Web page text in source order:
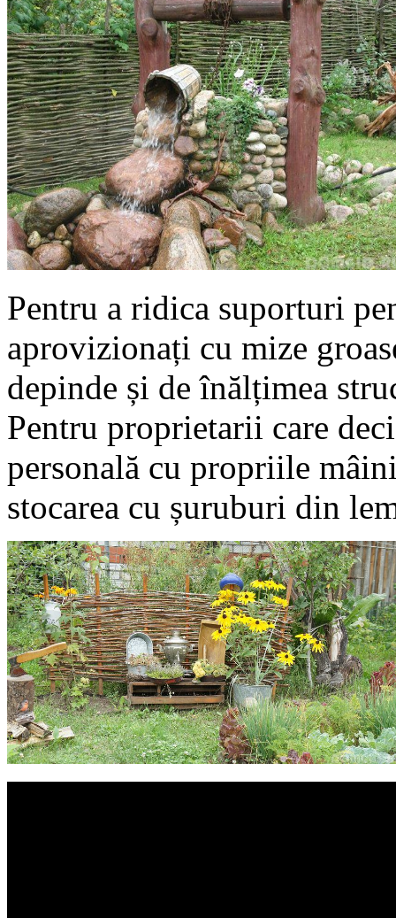
Pentru a ridica suporturi
aprovizionați cu mize
depinde și de înălțimea
Pentru proprietarii care
personală cu propriile
stocarea cu șuruburi din